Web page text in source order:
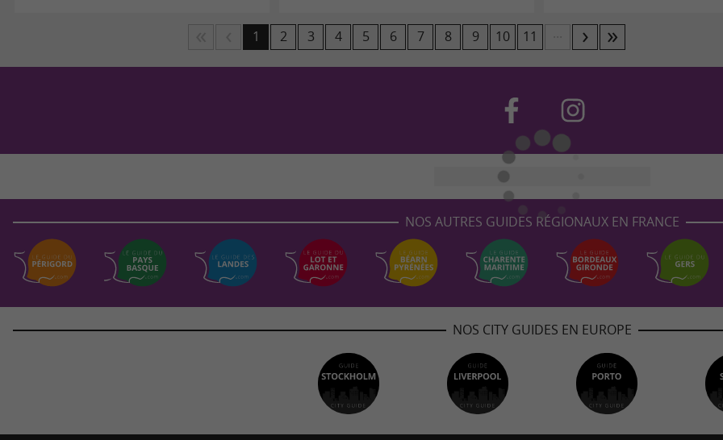
1 2 3 4 5 6 7 8 9 10 11
NOS AUTRES GUIDES RÉGIONAUX EN FRANCE
NOS CITY GUIDES EN EUROPE